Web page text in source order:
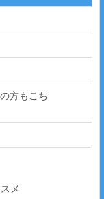
方もこち
メ